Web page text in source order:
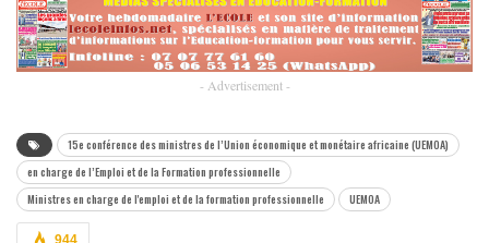
- Advertisement -
15e conférence des ministres de l’Union économique et monétaire africaine (UEMOA)
en charge de l’Emploi et de la Formation professionnelle
Ministres en charge de l'emploi et de la formation professionnelle
UEMOA
944